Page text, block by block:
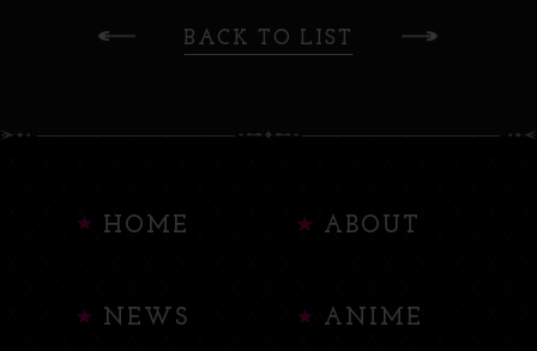
BACK TO LIST
HOME ABOUT
NEWS ANIME